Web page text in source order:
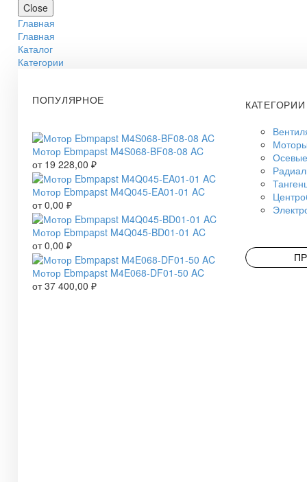
Close
Главная
Главная
Каталог
Категории
ПОПУЛЯРНОЕ
Мотор Ebmpapst M4S068-BF08-08 AC
от 19 228,00 ₽
Мотор Ebmpapst M4Q045-EA01-01 AC
от0,00 ₽
Мотор Ebmpapst M4Q045-BD01-01 AC
от0,00 ₽
Мотор Ebmpapst M4E068-DF01-50 AC
от37 400,00 ₽
КАТЕГОРИИ